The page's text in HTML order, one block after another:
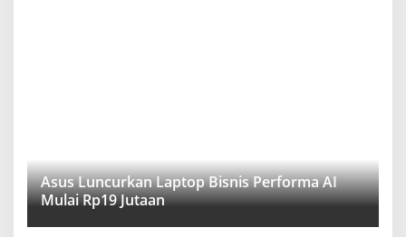
Asus Luncurkan Laptop Bisnis Performa AI
Mulai Rp19 Jutaan